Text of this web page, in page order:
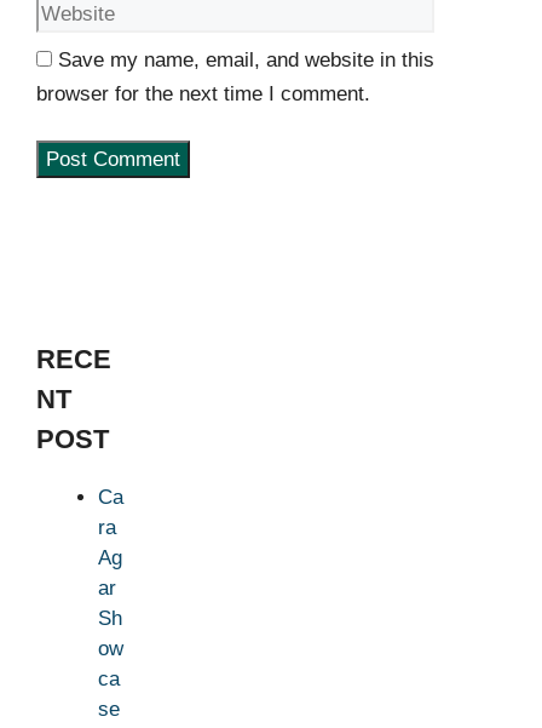
Save my name, email, and website in this
browser for the next time I comment.
RECE
NT
POST
Ca
ra
Ag
ar
Sh
ow
ca
se